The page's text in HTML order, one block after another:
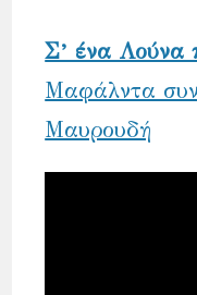
Σ’ ένα Λούνα
Μαφάλντα
Μαυρουδή